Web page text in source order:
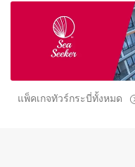
แพ็คเกจทัวร์กระบี่ทั้งหมด